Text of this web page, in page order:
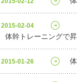
2015-02-04
体幹トレーニングで
2015-01-26